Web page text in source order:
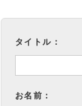
タイトル：
お名前：